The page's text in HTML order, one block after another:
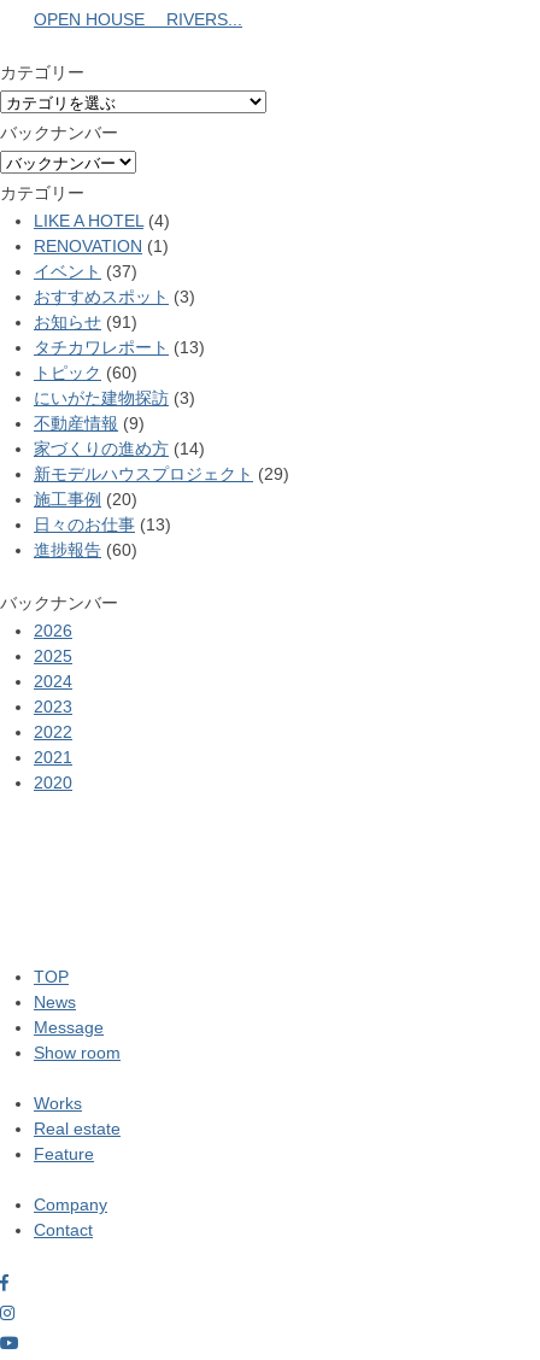
OPEN HOUSE RIVERS...
カテゴリー
バックナンバー
カテゴリー
LIKE A HOTEL (4)
RENOVATION (1)
イベント (37)
おすすめスポット (3)
お知らせ (91)
タチカワレポート (13)
トピック (60)
にいがた建物探訪 (3)
不動産情報 (9)
家づくりの進め方 (14)
新モデルハウスプロジェクト (29)
施工事例 (20)
日々のお仕事 (13)
進捗報告 (60)
バックナンバー
2026
2025
2024
2023
2022
2021
2020
TOP
News
Message
Show room
Works
Real estate
Feature
Company
Contact